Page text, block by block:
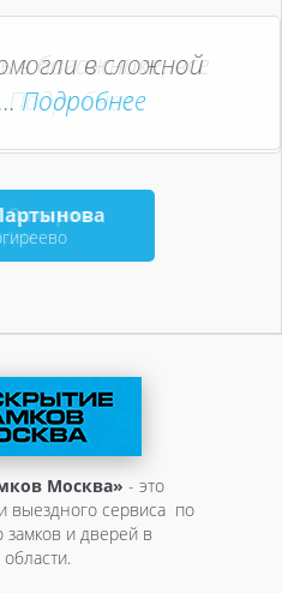
в сложной
Подробнее
Москва» - это
выездного сервиса по
и дверей в